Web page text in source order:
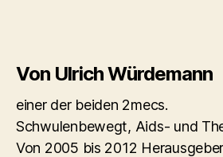
Von Ulrich Würdemann
einer der beiden 2mecs.
Schwulenbewegt, Aids- und
Von 2005 bis 2012 Herausgeber